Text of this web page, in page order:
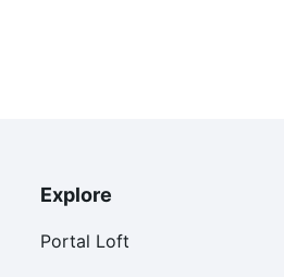
Explore
Portal Loft